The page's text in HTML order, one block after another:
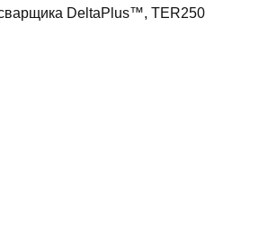
DeltaPlus™, TER250